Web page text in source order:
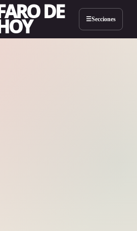
DE ☰Secciones